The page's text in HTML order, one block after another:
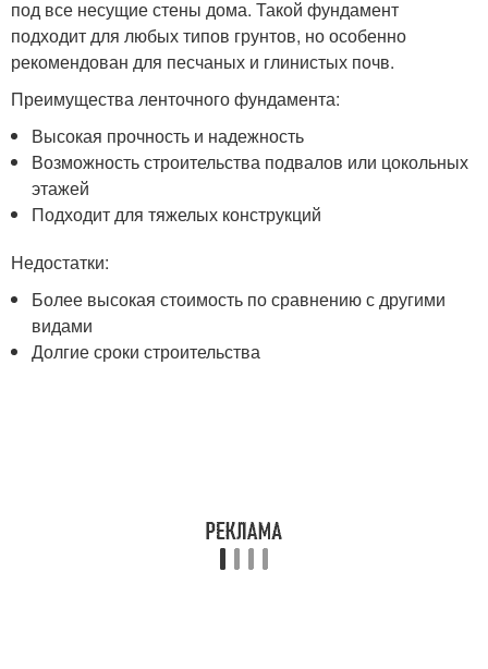
под все несущие стены дома. Такой фундамент
подходит для любых типов грунтов, но особенно
рекомендован для песчаных и глинистых почв.
Преимущества ленточного фундамента:
Высокая прочность и надежность
Возможность строительства подвалов или цокольных
этажей
Подходит для тяжелых конструкций
Недостатки:
Более высокая стоимость по сравнению с другими
видами
Долгие сроки строительства